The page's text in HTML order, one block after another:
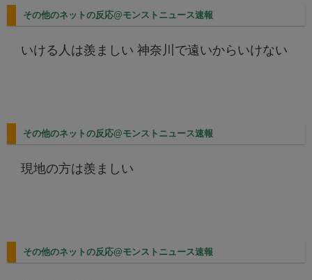
その他のネットの反応@モンストニュース速報
いける人は羨ましい 神奈川で遠いからいけない
その他のネットの反応@モンストニュース速報
現地の方は羨ましい
その他のネットの反応@モンストニュース速報